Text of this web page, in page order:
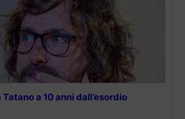
a 10 anni dall’esordio